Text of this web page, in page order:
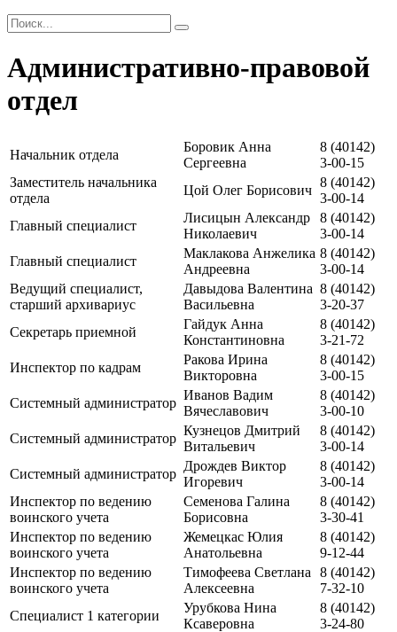
Административно-правовой
отдел
Начальник отдела
Боровик Анна
Сергеевна
8 (40142)
3-00-15
Заместитель начальника
отдела
Цой Олег Борисович
8 (40142)
3-00-14
Главный специалист
Лисицын Александр
Николаевич
8 (40142)
3-00-14
Главный специалист
Маклакова Анжелика
Андреевна
8 (40142)
3-00-14
Ведущий специалист,
старший архивариус
Давыдова Валентина
Васильевна
8 (40142)
3-20-37
Секретарь приемной
Гайдук Анна
Константиновна
8 (40142)
3-21-72
Инспектор по кадрам
Ракова Ирина
Викторовна
8 (40142)
3-00-15
Системный администратор
Иванов Вадим
Вячеславович
8 (40142)
3-00-10
Системный администратор
Кузнецов Дмитрий
Витальевич
8 (40142)
3-00-14
Системный администратор
Дрождев Виктор
Игоревич
8 (40142)
3-00-14
Инспектор по ведению
воинского учета
Семенова Галина
Борисовна
8 (40142)
3-30-41
Инспектор по ведению
воинского учета
Жемецкас Юлия
Анатольевна
8 (40142)
9-12-44
Инспектор по ведению
воинского учета
Тимофеева Светлана
Алексеевна
8 (40142)
7-32-10
Специалист 1 категории
Урубкова Нина
Ксаверовна
8 (40142)
3-24-80